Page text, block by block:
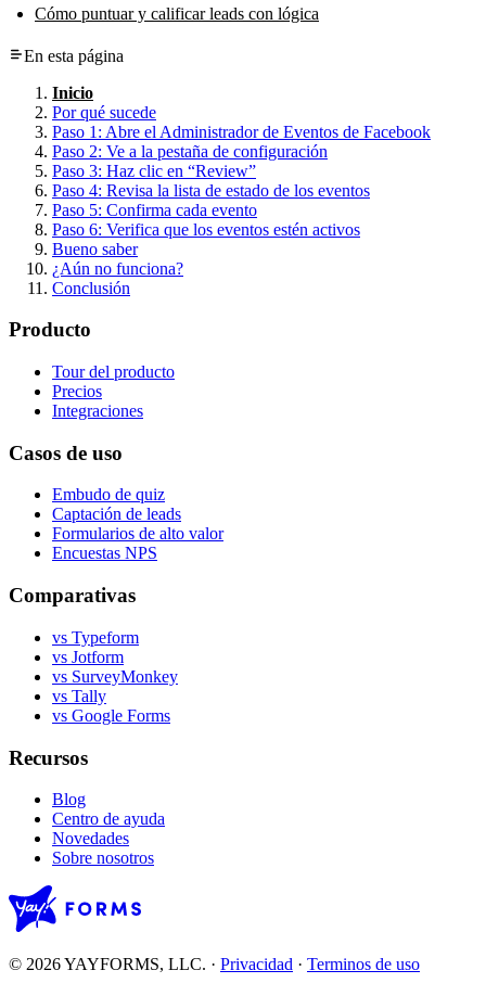
Cómo puntuar y calificar leads con lógica
En esta página
Inicio
Por qué sucede
Paso 1: Abre el Administrador de Eventos de Facebook
Paso 2: Ve a la pestaña de configuración
Paso 3: Haz clic en “Review”
Paso 4: Revisa la lista de estado de los eventos
Paso 5: Confirma cada evento
Paso 6: Verifica que los eventos estén activos
Bueno saber
¿Aún no funciona?
Conclusión
Producto
Tour del producto
Precios
Integraciones
Casos de uso
Embudo de quiz
Captación de leads
Formularios de alto valor
Encuestas NPS
Comparativas
vs Typeform
vs Jotform
vs SurveyMonkey
vs Tally
vs Google Forms
Recursos
Blog
Centro de ayuda
Novedades
Sobre nosotros
© 2026 YAYFORMS, LLC. · Privacidad · Terminos de uso